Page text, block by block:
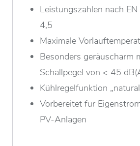
Leistungszahlen nach
4,5
Maximale
Besonders geräuscharm
Schallpegel von < 45
Kühlregelfunktion
Vorbereitet für
PV-Anlagen